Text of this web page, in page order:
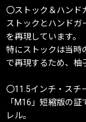
〇ストック＆ハンド
ストックとハンドガ
を再現しています。
特にストックは当時
で再現するため、柚
〇11.5インチ・スチ
「M16」短縮版の
レル。